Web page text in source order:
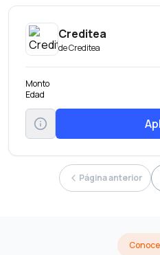
Creditea
deCreditea
Monto
Edad
Página anterior